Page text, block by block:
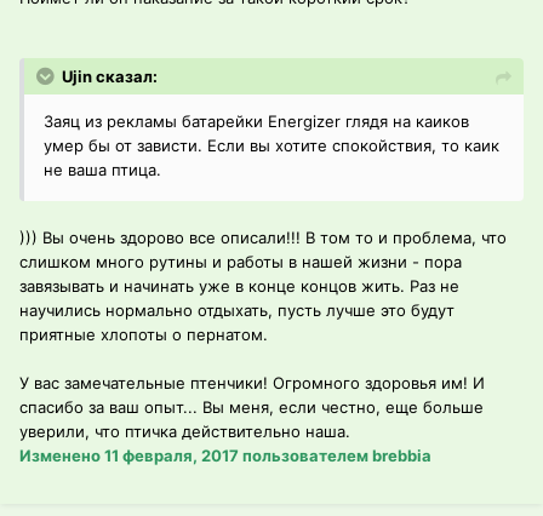
Ujin сказал:
Заяц из рекламы батарейки Energizer глядя на каиков
умер бы от зависти. Если вы хотите спокойствия, то каик
не ваша птица.
))) Вы очень здорово все описали!!! В том то и проблема, что
слишком много рутины и работы в нашей жизни - пора
завязывать и начинать уже в конце концов жить. Раз не
научились нормально отдыхать, пусть лучше это будут
приятные хлопоты о пернатом.
У вас замечательные птенчики! Огромного здоровья им! И
спасибо за ваш опыт... Вы меня, если честно, еще больше
уверили, что птичка действительно наша.
Изменено11 февраля, 2017 пользователем brebbia